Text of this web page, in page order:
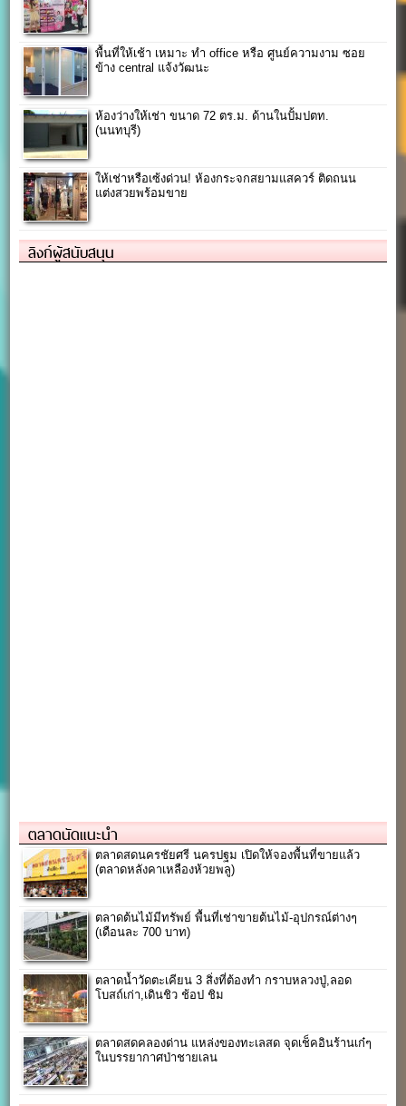
พื้นที่ให้เช้า เหมาะ ทำ office หรือ ศูนย์ความงาม ซอย
ข้าง central แจ้งวัฒนะ
ห้องว่างให้เช่า ขนาด 72 ตร.ม. ด้านในปั้มปตท.
(นนทบุรี)
ให้เช่าหรือเซ้งด่วน! ห้องกระจกสยามแสควร์ ติดถนน
แต่งสวยพร้อมขาย
ลิงก์ผู้สนับสนุน
ตลาดนัดแนะนำ
ตลาดสดนครชัยศรี นครปฐม เปิดให้จองพื้นที่ขายแล้ว
(ตลาดหลังคาเหลืองห้วยพลู)
ตลาดต้นไม้มีทรัพย์ พื้นที่เช่าขายต้นไม้-อุปกรณ์ต่างๆ
(เดือนละ 700 บาท)
ตลาดน้ำวัดตะเคียน 3 สิ่งที่ต้องทำ กราบหลวงปู่,ลอด
โบสถ์เก่า,เดินชิว ช้อป ชิม
ตลาดสดคลองด่าน แหล่งของทะเลสด จุดเช็คอินร้านเก๋ๆ
ในบรรยากาศป่าชายเลน